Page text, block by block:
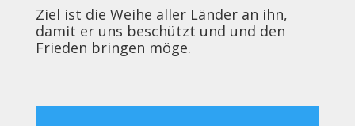
Ziel ist die Weihe aller Länder an ihn,
damit er uns beschützt und und den
Frieden bringen möge.